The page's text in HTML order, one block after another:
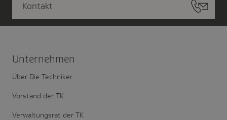
Kontakt
Unter­nehmen
Über Die Techniker
Vorstand der TK
Verwaltungsrat der TK